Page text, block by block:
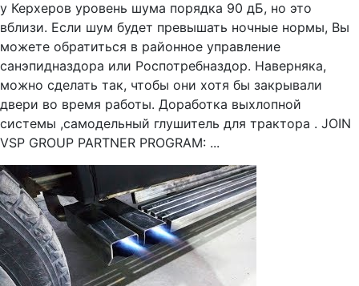
у Керхеров уровень шума порядка 90 дБ, но это
вблизи. Если шум будет превышать ночные нормы, Вы
можете обратиться в районное управление
санэпидназдора или Роспотребназдор. Наверняка,
можно сделать так, чтобы они хотя бы закрывали
двери во время работы. Доработка выхлопной
системы ,самодельный глушитель для трактора . JOIN
VSP GROUP PARTNER PROGRAM: ...